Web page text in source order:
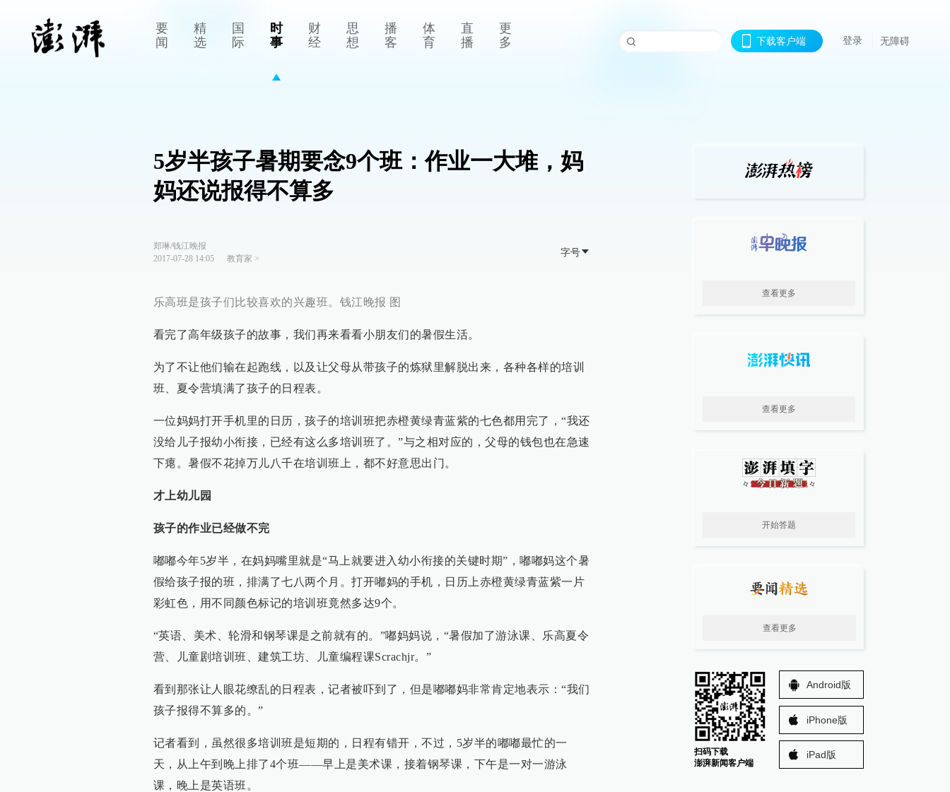
要
闻
精
选
国
际
时
事
财
经
思
想
播
客
体
育
直
播
更
多
下载客户端 登录 无障碍
5岁半孩子暑期要念9个班：作业一大堆，妈
妈还说报得不算多
郑琳/钱江晚报
2017-07-28 14:05
教育家 >
字号
乐高班是孩子们比较喜欢的兴趣班。钱江晚报 图
看完了高年级孩子的故事，我们再来看看小朋友们的暑假生活。
为了不让他们输在起跑线，以及让父母从带孩子的炼狱里解脱出来，各种各样的培训
班、夏令营填满了孩子的日程表。
一位妈妈打开手机里的日历，孩子的培训班把赤橙黄绿青蓝紫的七色都用完了，“我还
没给儿子报幼小衔接，已经有这么多培训班了。”与之相对应的，父母的钱包也在急速
下瘪。暑假不花掉万儿八千在培训班上，都不好意思出门。
才上幼儿园
孩子的作业已经做不完
嘟嘟今年5岁半，在妈妈嘴里就是“马上就要进入幼小衔接的关键时期”，嘟嘟妈这个暑
假给孩子报的班，排满了七八两个月。打开嘟妈的手机，日历上赤橙黄绿青蓝紫一片
彩虹色，用不同颜色标记的培训班竟然多达9个。
“英语、美术、轮滑和钢琴课是之前就有的。”嘟妈妈说，“暑假加了游泳课、乐高夏令
营、儿童剧培训班、建筑工坊、儿童编程课Scrachjr。”
看到那张让人眼花缭乱的日程表，记者被吓到了，但是嘟嘟妈非常肯定地表示：“我们
孩子报得不算多的。”
记者看到，虽然很多培训班是短期的，日程有错开，不过，5岁半的嘟嘟最忙的一
天，从上午到晚上排了4个班——早上是美术课，接着钢琴课，下午是一对一游泳
课，晚上是英语班。
查看更多
查看更多
开始答题
查看更多
扫码下载
澎湃新闻客户端
Android版
iPhone版
iPad版